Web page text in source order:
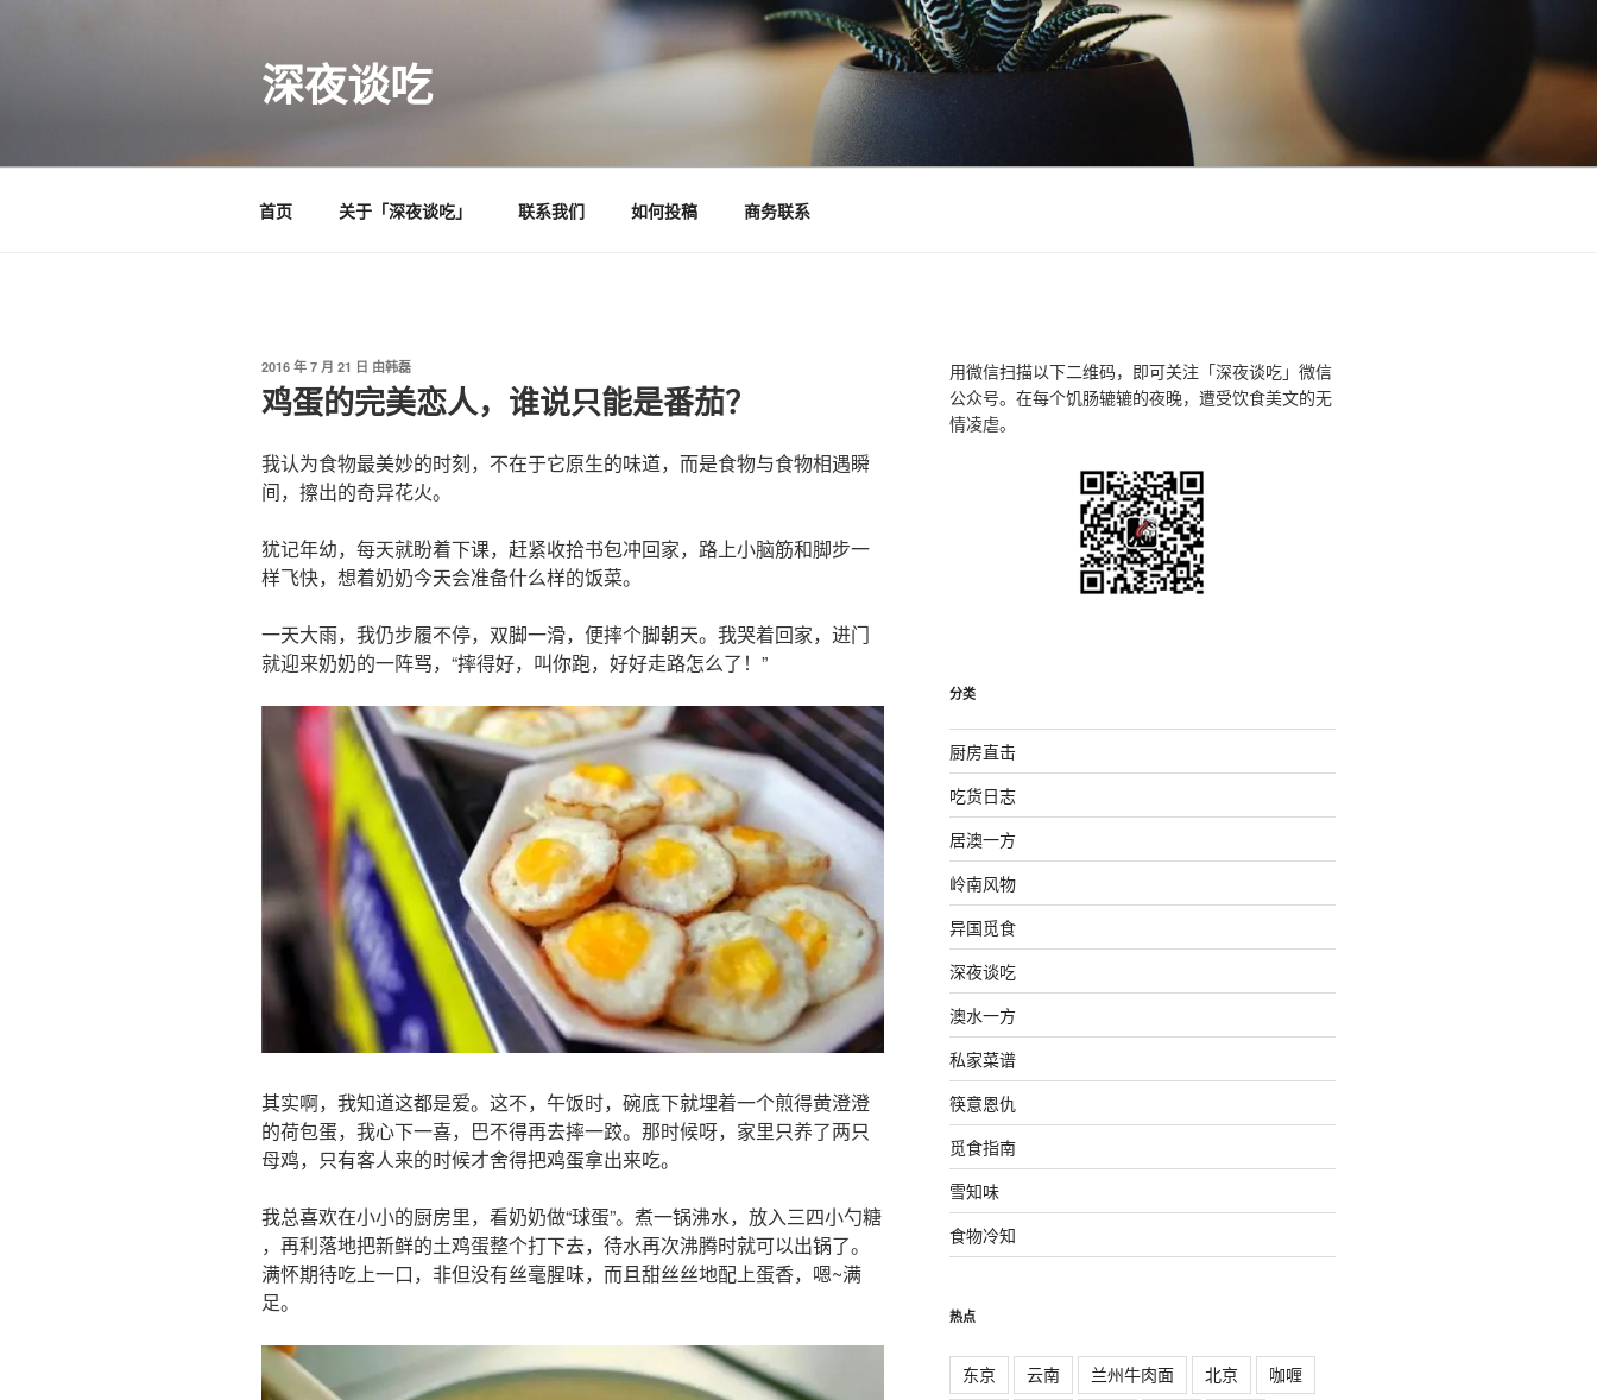
深夜谈吃
首页 关于「深夜谈吃」 联系我们 如何投稿 商务联系
发
于
2016 年 7 月 21 日 由韩磊
鸡蛋的完美恋人，谁说只能是番茄？
我认为食物最美妙的时刻，不在于它原生的味道，而是食物与食物相遇瞬
间，擦出的奇异花火。
犹记年幼，每天就盼着下课，赶紧收拾书包冲回家，路上小脑筋和脚步一
样飞快，想着奶奶今天会准备什么样的饭菜。
一天大雨，我仍步履不停，双脚一滑，便摔个脚朝天。我哭着回家，进门
就迎来奶奶的一阵骂，“摔得好，叫你跑，好好走路怎么了！”
其实啊，我知道这都是爱。这不，午饭时，碗底下就埋着一个煎得黄澄澄
的荷包蛋，我心下一喜，巴不得再去摔一跤。那时候呀，家里只养了两只
母鸡，只有客人来的时候才舍得把鸡蛋拿出来吃。
我总喜欢在小小的厨房里，看奶奶做“球蛋”。煮一锅沸水，放入三四小勺糖
，再利落地把新鲜的土鸡蛋整个打下去，待水再次沸腾时就可以出锅了。
满怀期待吃上一口，非但没有丝毫腥味，而且甜丝丝地配上蛋香，嗯~满
足。
用微信扫描以下二维码，即可关注「深夜谈吃」微信
公众号。在每个饥肠辘辘的夜晚，遭受饮食美文的无
情凌虐。
分类
厨房直击
吃货日志
居澳一方
岭南风物
异国觅食
深夜谈吃
澳水一方
私家菜谱
筷意恩仇
觅食指南
雪知味
食物冷知
热点
东京 云南 兰州牛肉面 北京
咖喱